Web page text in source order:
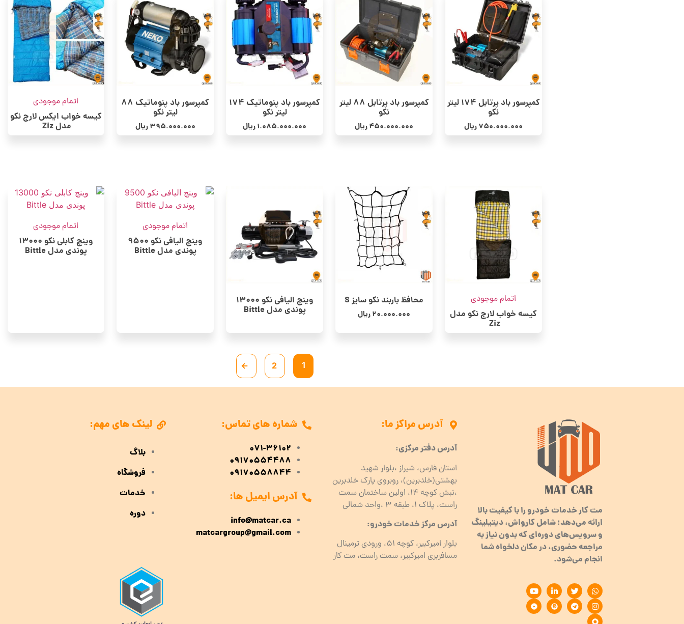
کمپرسور باد پرتابل 174 لیتر
نکو
750.000.000ریال
کمپرسور باد پرتابل 88 لیتر
نکو
450.000.000ریال
کمپرسور باد پنوماتیک 174
لیتر نکو
1.085.000.000ریال
کمپرسور باد پنوماتیک 88
لیتر نکو
395.000.000ریال
اتمام موجودی
کیسه خواب ایکس لارج نکو
مدل Ziz
اتمام موجودی
کیسه خواب لارج نکو مدل
Ziz
محافظ باربند نکو سایز S
20.000.000ریال
وینچ الیافی نکو 13000
پوندی مدل Bittle
اتمام موجودی
وینچ الیافی نکو 9500
پوندی مدل Bittle
اتمام موجودی
وینچ کابلی نکو 13000
پوندی مدل Bittle
1
2
←
مت کار خدمات خودرو را با کیفیت بالا
ارائه می‌دهد؛ شامل کارواش، دیتیلینگ
و سرویس‌های دوره‌ای که بدون نیاز به
مراجعه حضوری، در مکان دلخواه شما
انجام می‌شود.
آدرس مراکز ما:
آدرس دفتر مرکزی:
استان فارس، شیراز ،بلوار شهید
بهشتی(خلدبرین)، روبروی پارک خلدبرین
،نبش کوچه ۱۴، اولین ساختمان سمت
راست، پلاک 1، طبقه ۳ ،واحد شمالی
آدرس مرکز خدمات خودرو:
بلوار امیرکبیر، کوچه 51، ورودی ترمینال
مسافربری امیرکبیر، سمت راست، مت کار
شماره های تماس:
071-36102
09170554488
09170558844
آدرس ایمیل ها:
info@matcar.ca
matcargroup@gmail.com
لینک های مهم:
بلاگ
فروشگاه
خدمات
دوره